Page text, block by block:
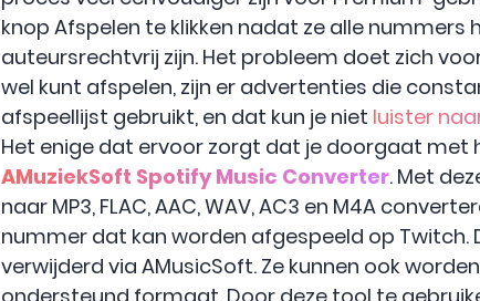
knop Afspelen te klikken nadat ze alle
auteursrechtvrij zijn. Het probleem doet zich
wel kunt afspelen, zijn er advertenties die
afspeellijst gebruikt, en dat kun je niet luister
Het enige dat ervoor zorgt dat je doorgaat met
AMuziekSoft Spotify Music Converter. Met
naar MP3, FLAC, AAC, WAV, AC3 en M4A
nummer dat kan worden afgespeeld op Twitch.
verwijderd via AMusicSoft. Ze kunnen ook